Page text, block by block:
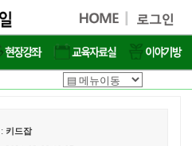
: 키드잡